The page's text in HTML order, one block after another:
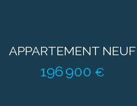
APPARTEMENT NEUF
196 900 €